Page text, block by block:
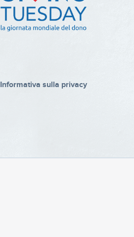
Informativa sulla privacy